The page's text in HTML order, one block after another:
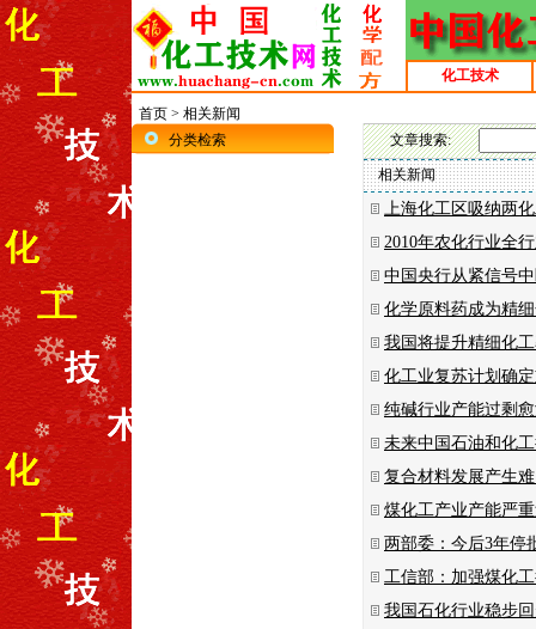
化工技术
首页 > 相关新闻
分类检索
文章搜索:
相关新闻
上海化工区吸纳两
2010年农化行业全
中国央行从紧信号
化学原料药成为精
我国将提升精细化
化工业复苏计划确
纯碱行业产能过剩
未来中国石油和化
复合材料发展产生
煤化工产业产能严
两部委：今后3年停
工信部：加强煤化
我国石化行业稳步